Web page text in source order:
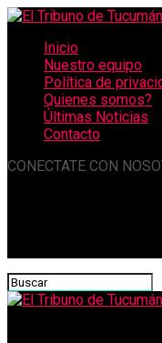
Inicio
Nuestro equipo
Política de
Quienes somos?
Últimas Noticias
Contacto
CONECTATE CON